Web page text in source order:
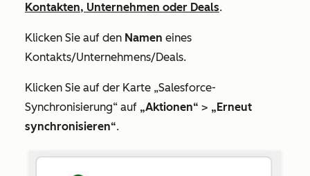
Kontakten, Unternehmen oder Deals.
Klicken Sie auf den Namen eines
Kontakts/Unternehmens/Deals.
Klicken Sie auf der Karte „Salesforce-
Synchronisierung“ auf „Aktionen“ > „Erneut
synchronisieren“.